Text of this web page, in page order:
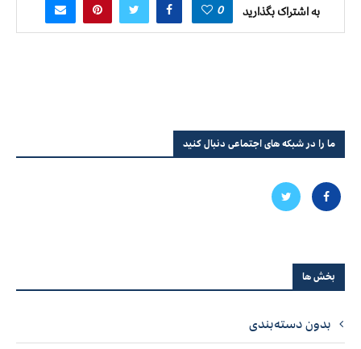
به اشتراک بگذارید 0
ما را در شبکه های اجتماعی دنبال کنید
بخش ها
بدون دسته‌بندی